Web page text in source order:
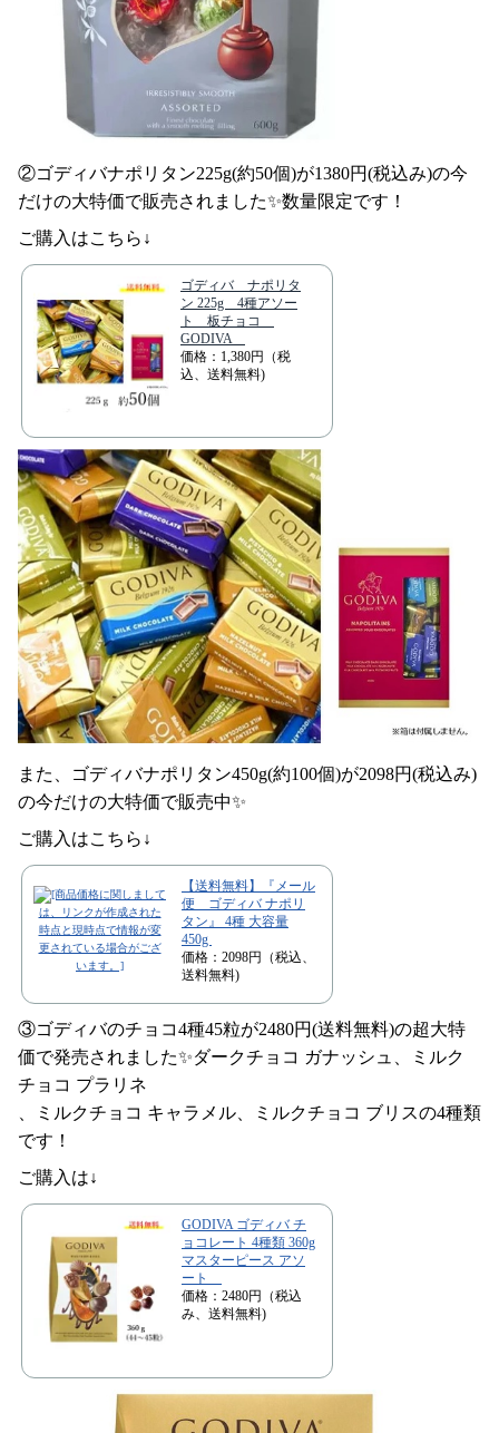
②ゴディバナポリタン225g(約50個)が1380円(税込み)の今
だけの大特価で販売されました✨数量限定です！
ご購入はこちら↓
ゴディバ ナポリタ
ン 225g 4種アソー
ト 板チョコ
GODIVA
価格：1,380円（税
込、送料無料)
また、ゴディバナポリタン450g(約100個)が2098円(税込み)
の今だけの大特価で販売中✨
ご購入はこちら↓
【送料無料】『メール
便 ゴディバ ナポリ
タン』 4種 大容量
450g
価格：2098円（税込、
送料無料)
③ゴディバのチョコ4種45粒が2480円(送料無料)の超大特
価で発売されました✨ダークチョコ ガナッシュ、ミルク
チョコ プラリネ
、ミルクチョコ キャラメル、ミルクチョコ ブリスの4種類
です！
ご購入は↓
GODIVA ゴディバ チ
ョコレート 4種類 360g
マスターピース アソ
ート
価格：2480円（税込
み、送料無料)